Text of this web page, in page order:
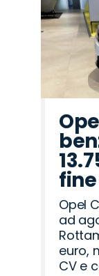
Opel
ad
euro,
CV e